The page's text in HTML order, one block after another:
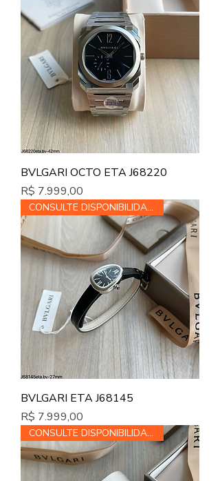
BVLGARI OCTO ETA J68220
Preço
R$ 7.999,00
CONSULTE DISPONIBILIDADE
BVLGARI ETA J68145
Preço
R$ 7.999,00
CONSULTE DISPONIBILIDADE